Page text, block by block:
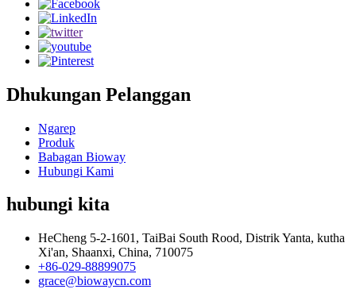
Dhukungan Pelanggan
Ngarep
Produk
Babagan Bioway
Hubungi Kami
hubungi kita
HeCheng 5-2-1601, TaiBai South Rood, Distrik Yanta, kutha
Xi'an, Shaanxi, China, 710075
+86-029-88899075
grace@biowaycn.com